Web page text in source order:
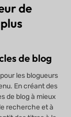
de
de blog
les blogueurs
En créant des
de blog à mieux
recherche et à